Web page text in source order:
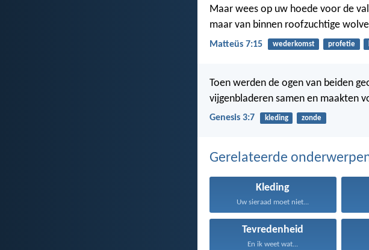
Maar wees op uw hoede voor de
maar van binnen roofzuchtige
Matteüs 7:15 wederkomst profetie
Toen werden de ogen van beiden
vijgenbladeren samen en maakten
Genesis 3:7 kleding zonde
Gerelateerde
Kleding
Uw sieraad moet niet...
Tevredenheid
En ik weet wat...